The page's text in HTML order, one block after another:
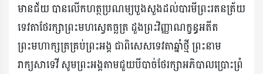
មានជ័យ បានលើកហត្ថប្រណម្យបួងសួងដល់បារមីព្រះរតនត្រ័យ
ទេវតាថែរក្សាព្រះមហស្វេតច្ឆត្រ ដួងព្រះវិញ្ញាណក្ខន្ធអតីត
ព្រះមហាក្សត្រគ្រប់ព្រះអង្គ ជាពិសេសទេវតាឆ្នាំថ្មី ព្រះនាម
រាក្យសាទេវី សូមព្រះអង្គតាមជួយបីបាច់ថែរក្សាអភិបាលប្រោះព្រំ